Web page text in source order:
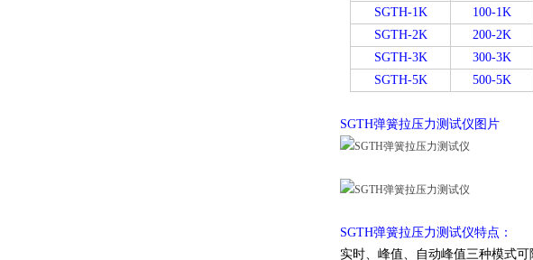
SGTH-1K
100-1K
SGTH-2K 200-2K
SGTH-3K
300-3K
SGTH-5K
500-5K
SGTH弹簧拉压力测试仪图片
SGTH弹簧拉压力测试仪特点：
实时、峰值、自动峰值三种模式可随